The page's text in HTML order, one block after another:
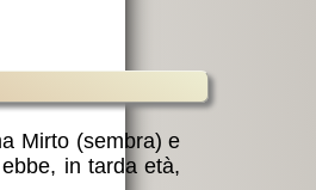
Mirto (sembra) e
in tarda età,